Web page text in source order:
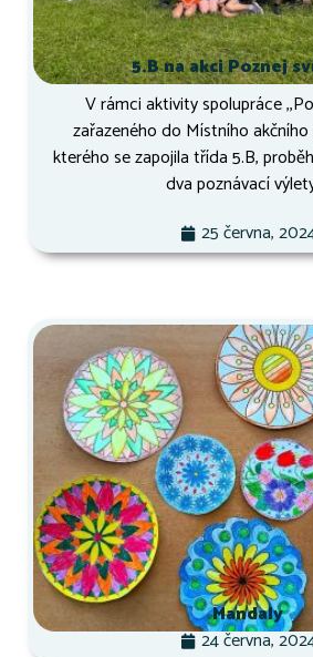
5.B na akci Poznej
V rámci aktivity spolupráce
zařazeného do Místního
kterého se zapojila třída 5.B,
dva poznávací
25 června,
Mandaly
24 června,